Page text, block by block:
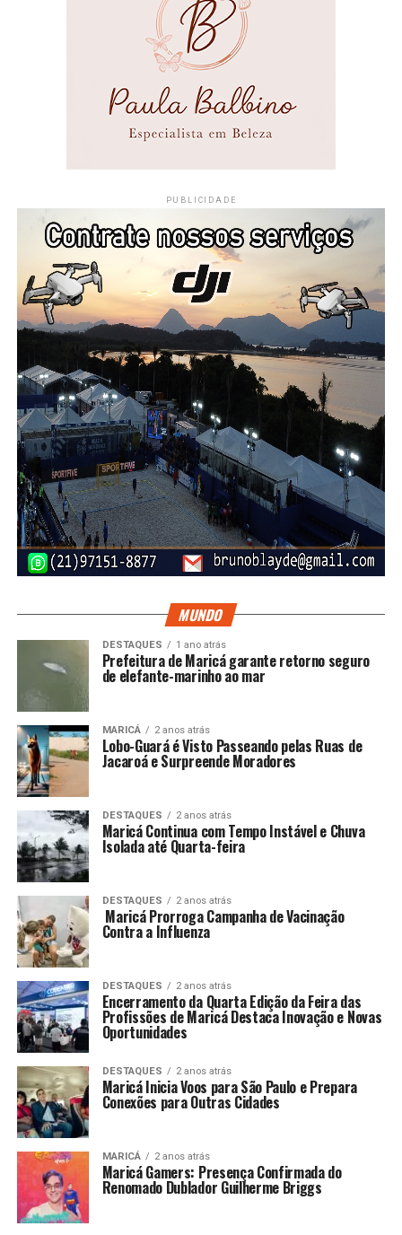
PUBLICIDADE
MUNDO
DESTAQUES 1 ano atrás
Prefeitura de Maricá garante retorno seguro
de elefante-marinho ao mar
MARICÁ 2 anos atrás
Lobo-Guará é Visto Passeando pelas Ruas de
Jacaroá e Surpreende Moradores
DESTAQUES 2 anos atrás
Maricá Continua com Tempo Instável e Chuva
Isolada até Quarta-feira
DESTAQUES 2 anos atrás
Maricá Prorroga Campanha de Vacinação
Contra a Influenza
DESTAQUES 2 anos atrás
Encerramento da Quarta Edição da Feira das
Profissões de Maricá Destaca Inovação e Novas
Oportunidades
DESTAQUES 2 anos atrás
Maricá Inicia Voos para São Paulo e Prepara
Conexões para Outras Cidades
MARICÁ 2 anos atrás
Maricá Gamers: Presença Confirmada do
Renomado Dublador Guilherme Briggs